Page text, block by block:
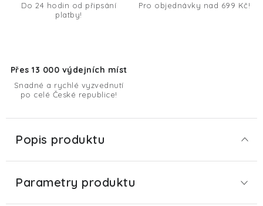
Do 24 hodin od připsání
platby!
Pro objednávky nad 699 Kč!
Přes 13 000 výdejních míst
Snadné a rychlé vyzvednutí
po celé České republice!
Popis produktu
Parametry produktu